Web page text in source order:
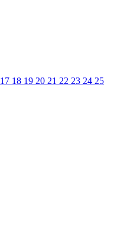
17 18 19 20 21 22 23 24 25